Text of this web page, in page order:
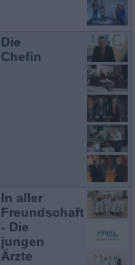
Die
Chefin
In aller
Freundschaft
- Die
jungen
Ärzte